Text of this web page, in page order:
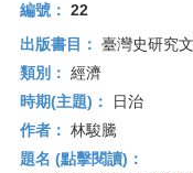
編號： 22
出版書目： 臺灣史研究
類別： 經濟
時期(主題)：
日治
作者： 林駿騰
題名 (點擊閱讀)：